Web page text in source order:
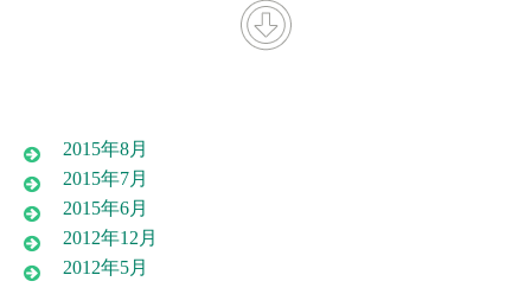
2015年8月
2015年7月
2015年6月
2012年12月
2012年5月